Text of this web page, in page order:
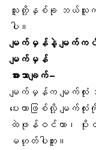
သူတို့နှစ်ခု ဘယ်သူကပိုက
ပါ။
မျက်မှန်နဲ့ မျက်ကပ်
မျက်မှန်
အားသာချက် –
မျက်မှန် က မျက်လုံး
ပေးတာဖြစ်လို့ မျက်
ထဲဖုန်ဝင်တာ၊ ပိုးဝင်တ
မဟုတ်ပါဘူး။